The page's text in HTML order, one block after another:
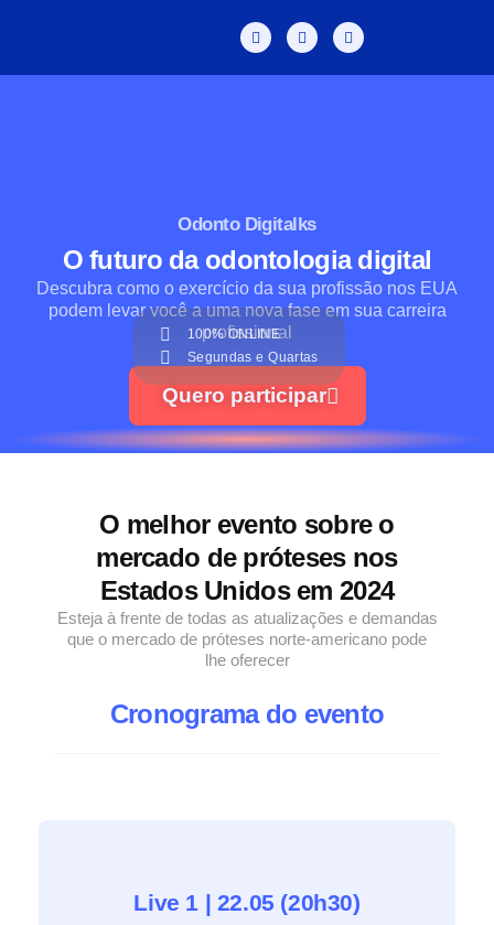
Odonto Digitalks
O futuro da odontologia digital
Descubra como o exercício da sua profissão nos EUA
podem levar você a uma nova fase em sua carreira
profissional
Quero participar
100% ONLINE
Segundas e Quartas
O melhor evento sobre o
mercado de próteses nos
Estados Unidos em 2024
Esteja à frente de todas as atualizações e demandas
que o mercado de próteses norte-americano pode
lhe oferecer
Cronograma do evento
Live 1 | 22.05 (20h30)​